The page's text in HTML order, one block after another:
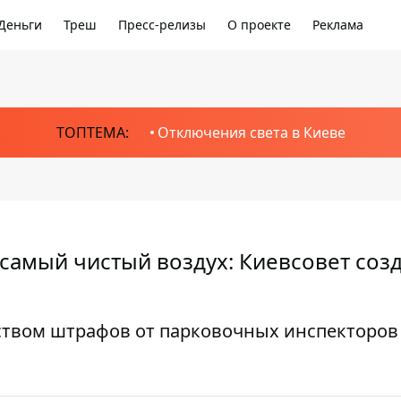
Треш Пресс-релизы О проекте Реклама
ТОПТЕМА: Отключения света в Киеве
чистый воздух: Киевсовет
штрафов от парковочных